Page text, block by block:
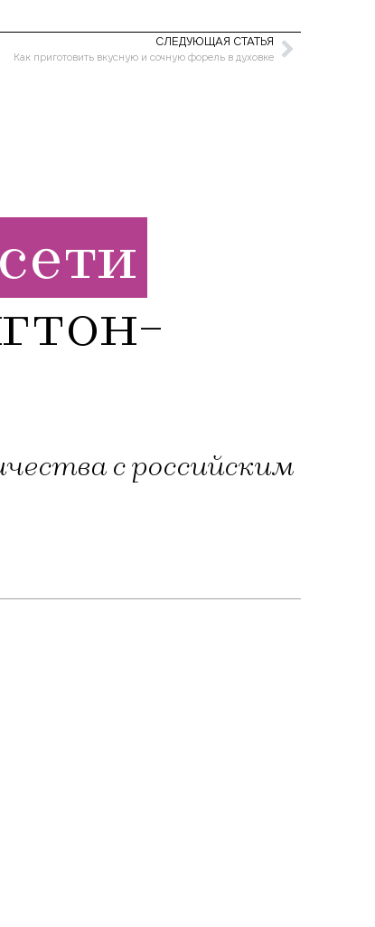
СЛЕДУЮЩАЯ СТАТЬЯ
Как приготовить вкусную и сочную форель в духовке
с российским